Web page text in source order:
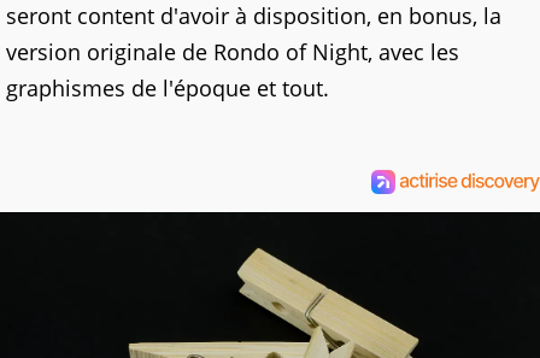
seront content d'avoir à disposition, en bonus, la
version originale de Rondo of Night, avec les
graphismes de l'époque et tout.